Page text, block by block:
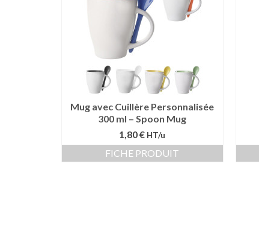
Mug avec Cuillère Personnalisée
300 ml – Spoon Mug
1,80 € HT/u
FICHE PRODUIT